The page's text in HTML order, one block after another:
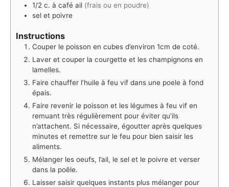
1/2 c. à café ail (frais ou en poudre)
sel et poivre
Instructions
Couper le poisson en cubes d’environ 1cm de coté.
Laver et couper la courgette et les champignons en
lamelles.
Faire chauffer l’huile à feu vif dans une poele à fond
épais.
Faire revenir le poisson et les légumes à feu vif en
remuant très régulièrement pour éviter qu’ils
n’attachent. Si nécessaire, égoutter après quelques
minutes et remettre sur le feu pour bien saisir les
aliments.
Mélanger les oeufs, l’ail, le sel et le poivre et verser
dans la poêle.
Laisser saisir quelques instants plus mélanger pour